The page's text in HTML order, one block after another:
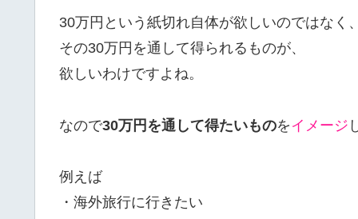
30万円という紙切れ自体が欲しいのではなく、
その30万円を通して得られるものが、
欲しいわけですよね。
なので30万円を通して得たいものを イメージ
例えば
・海外旅行に行きたい